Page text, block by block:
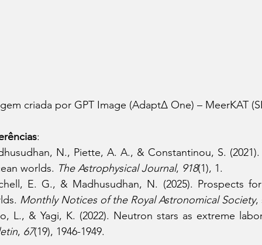
criada por GPT Image (Adapt∆ One) – MeerKAT
:
N., Piette, A. A., & Constantinou, S.
worlds. The Astrophysical Journal, 918(1), 1.
E. G., & Madhusudhan, N. (2025). Prospects
Monthly Notices of the Royal Astronomical Society,
L., & Yagi, K. (2022). Neutron stars as extreme
, 67(19), 1946-1949.